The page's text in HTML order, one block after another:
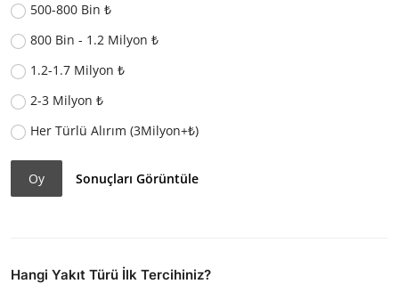
500-800 Bin ₺
800 Bin - 1.2 Milyon ₺
1.2-1.7 Milyon ₺
2-3 Milyon ₺
Her Türlü Alırım (3Milyon+₺)
Oy Sonuçları Görüntüle
Hangi Yakıt Türü İlk Tercihiniz?